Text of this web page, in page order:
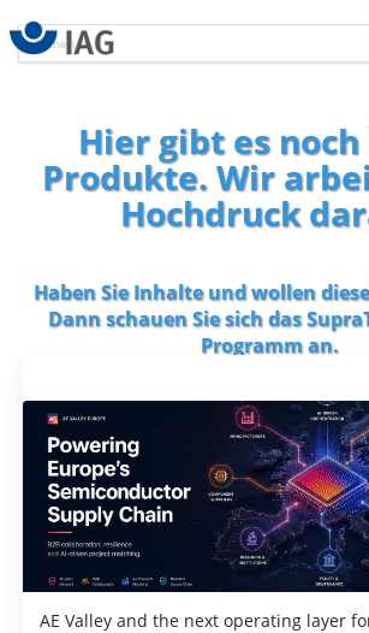
Hier gibt es
Produkte. Wir
Hochdruck
Haben Sie Inhalte und wollen
Dann schauen Sie sich das
Programman.
AE Valley and the next operating layer